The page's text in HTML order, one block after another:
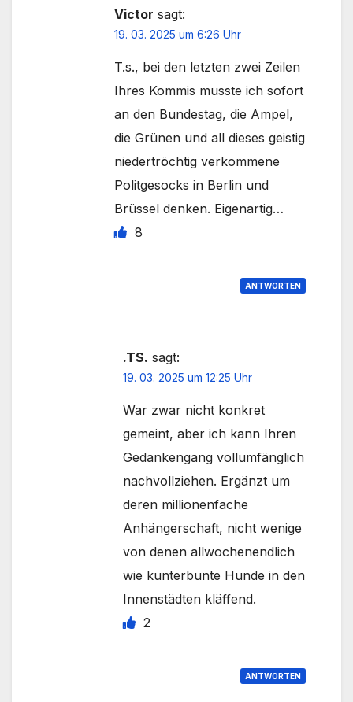
Victor sagt:
19. 03. 2025 um 6:26 Uhr
T.s., bei den letzten zwei Zeilen
Ihres Kommis musste ich sofort
an den Bundestag, die Ampel,
die Grünen und all dieses geistig
niedertröchtig verkommene
Politgesocks in Berlin und
Brüssel denken. Eigenartig…
8
ANTWORTEN
.TS. sagt:
19. 03. 2025 um 12:25 Uhr
War zwar nicht konkret
gemeint, aber ich kann Ihren
Gedankengang vollumfänglich
nachvollziehen. Ergänzt um
deren millionenfache
Anhängerschaft, nicht wenige
von denen allwochenendlich
wie kunterbunte Hunde in den
Innenstädten kläffend.
2
ANTWORTEN